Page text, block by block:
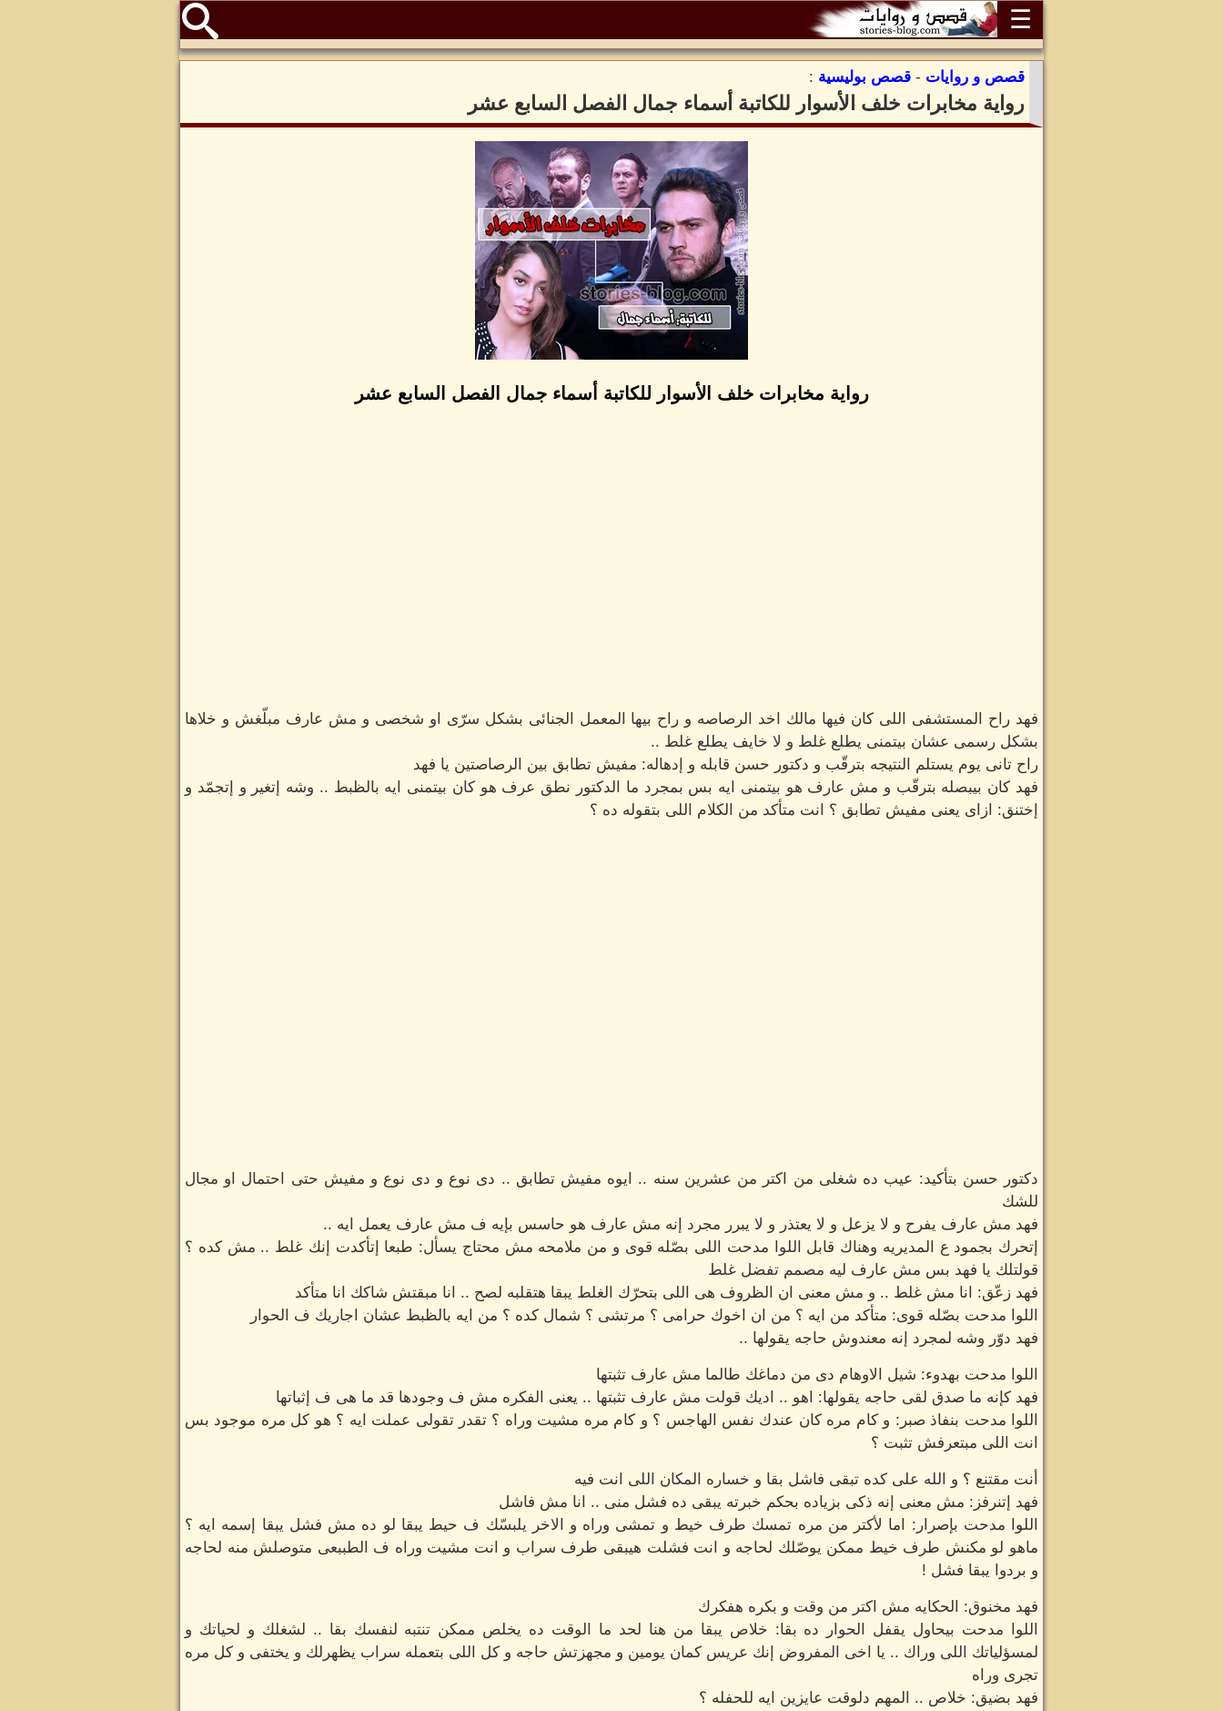
☰
قصص و روايات - قصص بوليسية :
رواية مخابرات خلف الأسوار للكاتبة أسماء جمال الفصل السابع عشر
رواية مخابرات خلف الأسوار للكاتبة أسماء جمال الفصل السابع عشر
فهد راح المستشفى اللى كان فيها مالك اخد الرصاصه و راح بيها المعمل الجنائى بشكل سرّى او شخصى و مش عارف مبلّغش و خلاها
بشكل رسمى عشان بيتمنى يطلع غلط و لا خايف يطلع غلط ..
راح تانى يوم يستلم النتيجه بترقّب و دكتور حسن قابله و إدهاله: مفيش تطابق بين الرصاصتين يا فهد
فهد كان بيبصله بترقّب و مش عارف هو بيتمنى ايه بس بمجرد ما الدكتور نطق عرف هو كان بيتمنى ايه بالظبط .. وشه إتغير و إتجمّد و
إختنق: ازاى يعنى مفيش تطابق ؟ انت متأكد من الكلام اللى بتقوله ده ؟
دكتور حسن بتأكيد: عيب ده شغلى من اكتر من عشرين سنه .. ايوه مفيش تطابق .. دى نوع و دى نوع و مفيش حتى احتمال او مجال
للشك
فهد مش عارف يفرح و لا يزعل و لا يعتذر و لا يبرر مجرد إنه مش عارف هو حاسس بإيه ف مش عارف يعمل ايه ..
إتحرك بجمود ع المديريه وهناك قابل اللوا مدحت اللى بصّله قوى و من ملامحه مش محتاج يسأل: طبعا إتأكدت إنك غلط .. مش كده ؟
قولتلك يا فهد بس مش عارف ليه مصمم تفضل غلط
فهد زعّق: انا مش غلط .. و مش معنى ان الظروف هى اللى بتحرّك الغلط يبقا هتقلبه لصح .. انا مبقتش شاكك انا متأكد
اللوا مدحت بصّله قوى: متأكد من ايه ؟ من ان اخوك حرامى ؟ مرتشى ؟ شمال كده ؟ من ايه بالظبط عشان اجاريك ف الحوار
فهد دوّر وشه لمجرد إنه معندوش حاجه يقولها ..
اللوا مدحت بهدوء: شيل الاوهام دى من دماغك طالما مش عارف تثبتها
فهد كإنه ما صدق لقى حاجه يقولها: اهو .. اديك قولت مش عارف تثبتها .. يعنى الفكره مش ف وجودها قد ما هى ف إثباتها
اللوا مدحت بنفاذ صبر: و كام مره كان عندك نفس الهاجس ؟ و كام مره مشيت وراه ؟ تقدر تقولى عملت ايه ؟ هو كل مره موجود بس
انت اللى مبتعرفش تثبت ؟
أنت مقتنع ؟ و الله على كده تبقى فاشل بقا و خساره المكان اللى انت فيه
فهد إتنرفز: مش معنى إنه ذكى بزياده بحكم خبرته يبقى ده فشل منى .. انا مش فاشل
اللوا مدحت بإصرار: اما لأكتر من مره تمسك طرف خيط و تمشى وراه و الاخر يلبسّك ف حيط يبقا لو ده مش فشل يبقا إسمه ايه ؟
ماهو لو مكنش طرف خيط ممكن يوصّلك لحاجه و انت فشلت هيبقى طرف سراب و انت مشيت وراه ف الطببعى متوصلش منه لحاجه
و بردوا يبقا فشل !
فهد مخنوق: الحكايه مش اكتر من وقت و بكره هفكرك
اللوا مدحت بيحاول يقفل الحوار ده بقا: خلاص يبقا من هنا لحد ما الوقت ده يخلص ممكن تنتبه لنفسك بقا .. لشغلك و لحياتك و
لمسؤلياتك اللى وراك .. يا اخى المفروض إنك عريس كمان يومين و مجهزتش حاجه و كل اللى بتعمله سراب يظهرلك و يختفى و كل مره
تجرى وراه
فهد بضيق: خلاص .. المهم دلوقت عايزين ايه للحفله ؟